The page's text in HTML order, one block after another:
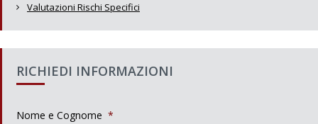
Valutazioni Rischi Specifici
RICHIEDI INFORMAZIONI
Nome e Cognome *